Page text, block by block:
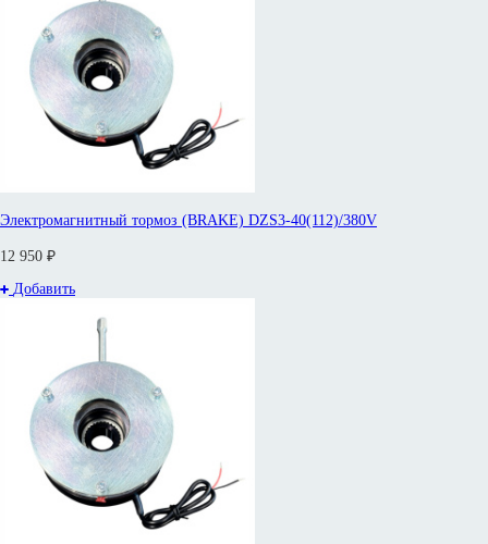
Электромагнитный тормоз (BRAKE) DZS3-40(112)/380V
12 950 ₽
Добавить